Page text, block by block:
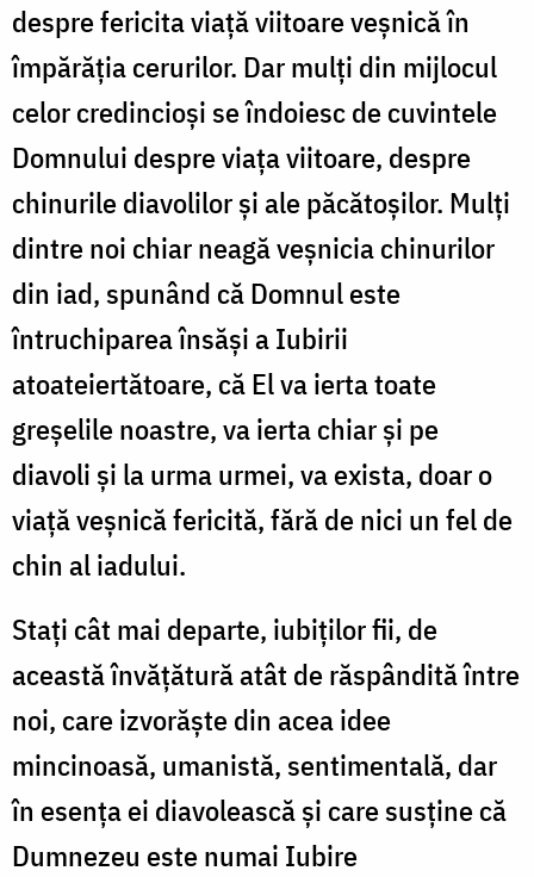
despre fericita viaţă viitoare veşnică în
împărăţia cerurilor. Dar mulţi din mijlocul
celor credincioşi se îndoiesc de cuvintele
Domnului despre viaţa viitoare, despre
chinurile diavolilor şi ale păcătoşilor. Mulţi
dintre noi chiar neagă veşnicia chinurilor
din iad, spunând că Domnul este
întruchiparea însăşi a Iubirii
atoateiertătoare, că El va ierta toate
greşelile noastre, va ierta chiar şi pe
diavoli şi la urma urmei, va exista, doar o
viaţă veşnică fericită, fără de nici un fel de
chin al iadului.
Staţi cât mai departe, iubiţilor fii, de
această învăţătură atât de răspândită între
noi, care izvorăşte din acea idee
mincinoasă, umanistă, sentimentală, dar
în esenţa ei diavolească şi care susţine că
Dumnezeu este numai Iubire